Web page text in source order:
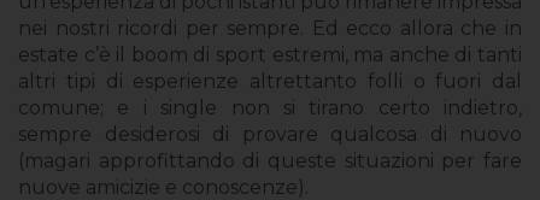
nei nostri ricordi per sempre. Ed ecco allora che in
estate c’è il boom di sport estremi, ma anche di tanti
altri tipi di esperienze altrettanto folli o fuori dal
comune; e i single non si tirano certo indietro,
sempre desiderosi di provare qualcosa di nuovo
(magari approfittando di queste situazioni per fare
nuove amicizie e conoscenze).